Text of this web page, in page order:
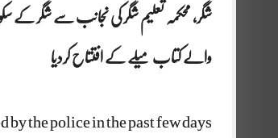
شگر، محکمہ تعلیم شگر کی نجانب سے شگر کے
والے کتاب میلے کے افتتاح کردیا
the police in the past few days,